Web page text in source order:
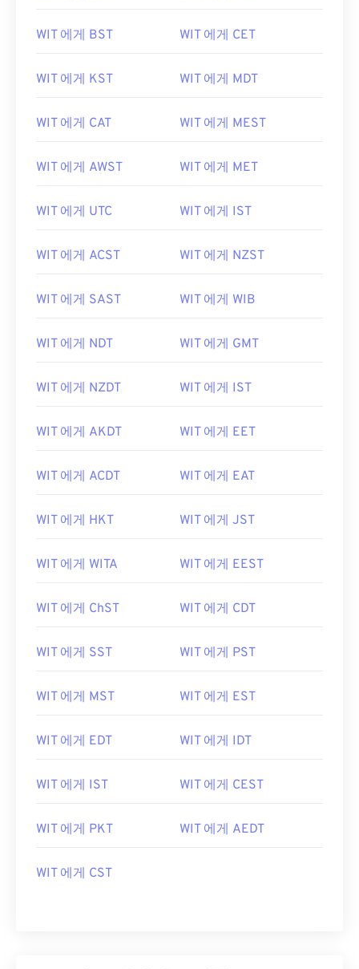
WIT 에게 BST WIT 에게 CET
WIT 에게 KST WIT 에게 MDT
WIT 에게 CAT WIT 에게 MEST
WIT 에게 AWST WIT 에게 MET
WIT 에게 UTC WIT 에게 IST
WIT 에게 ACST WIT 에게 NZST
WIT 에게 SAST WIT 에게 WIB
WIT 에게 NDT WIT 에게 GMT
WIT 에게 NZDT WIT 에게 IST
WIT 에게 AKDT WIT 에게 EET
WIT 에게 ACDT WIT 에게 EAT
WIT 에게 HKT WIT 에게 JST
WIT 에게 WITA WIT 에게 EEST
WIT 에게 ChST WIT 에게 CDT
WIT 에게 SST WIT 에게 PST
WIT 에게 MST WIT 에게 EST
WIT 에게 EDT WIT 에게 IDT
WIT 에게 IST WIT 에게 CEST
WIT 에게 PKT WIT 에게 AEDT
WIT 에게 CST